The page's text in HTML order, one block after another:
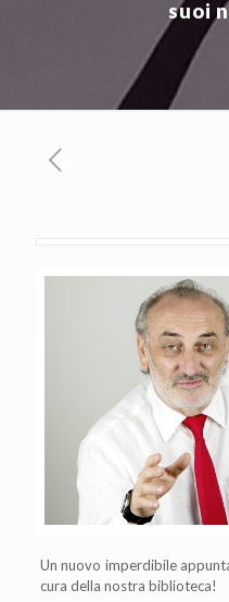
suoi
Un nuovo imperdibile
cura della nostra biblioteca!